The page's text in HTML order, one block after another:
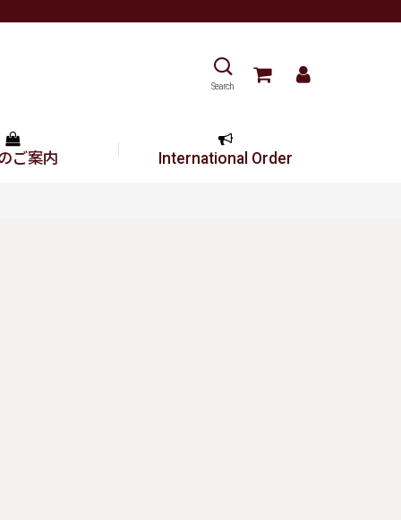
Search
ご案内 International Order